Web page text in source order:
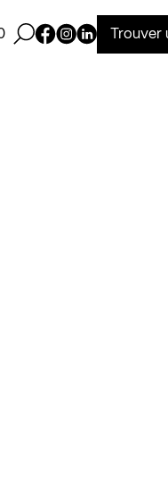
Ouvrir la barre de
Page Facebook de
Page Instagram
PageTrouver